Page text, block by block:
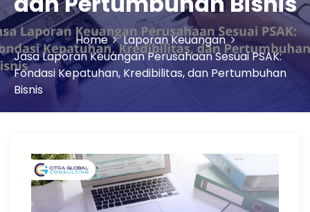
Home
Laporan Keuangan
Jasa Laporan Keuangan Perusahaan Sesuai PSAK:
Fondasi Kepatuhan, Kredibilitas, dan Pertumbuhan
Bisnis